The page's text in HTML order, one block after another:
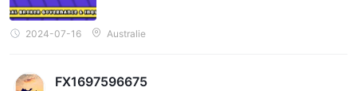
actif, pourrait bénéficier d'une implication plus proactive pendan
t les heures de négociation de pointe.
2024-07-16 Australie
FX1697596675